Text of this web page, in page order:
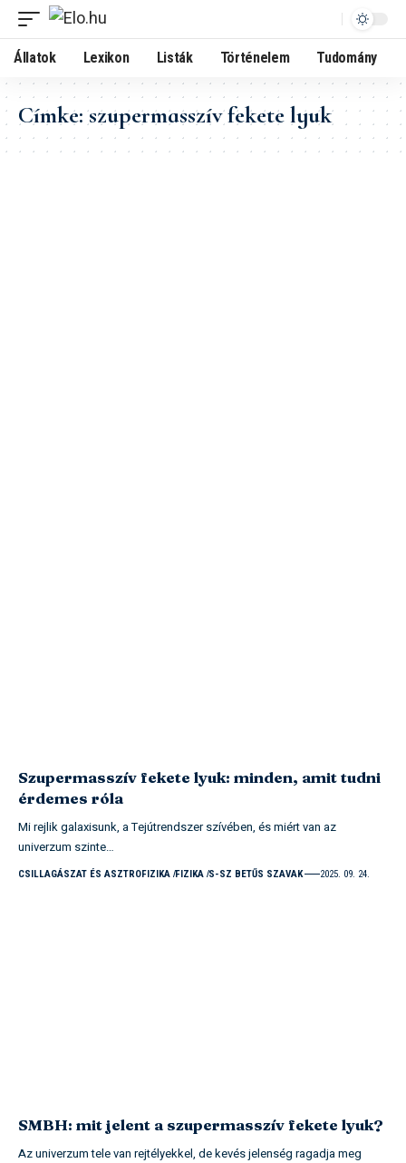
Állatok Lexikon Listák Történelem Tudomány
Címke:szupermasszív fekete lyuk
Szupermasszív fekete lyuk: minden, amit tudni
érdemes róla
Mi rejlik galaxisunk, a Tejútrendszer szívében, és miért van az
univerzum szinte…
CSILLAGÁSZAT ÉS ASZTROFIZIKA FIZIKA S-SZ BETŰS SZAVAK 2025. 09. 24.
SMBH: mit jelent a szupermasszív fekete lyuk?
Az univerzum tele van rejtélyekkel, de kevés jelenség ragadja meg